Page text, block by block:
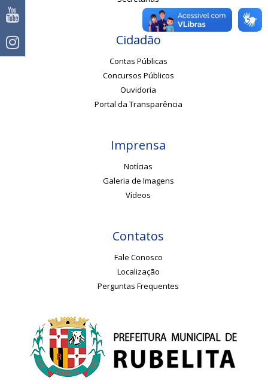
Cidadão
Contas Públicas
Concursos Públicos
Ouvidoria
Portal da Transparência
Imprensa
Notícias
Galeria de Imagens
Vídeos
Contatos
Fale Conosco
Localização
Perguntas Frequentes